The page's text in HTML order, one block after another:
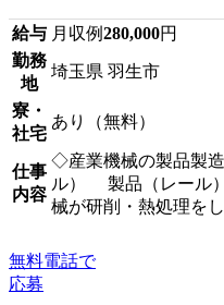
給与 月収例280,000円
勤務
地
埼玉県 羽生市
寮・
社宅
あり（無料）
仕事
内容
◇産業機械の製品製
ル） 製品（レール
械が研削・熱処理を
無料電話で
応募